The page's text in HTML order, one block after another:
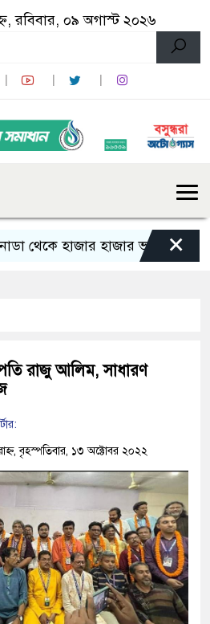
রবিবার, ০৯ অগাস্ট ২০২৬
হাজার হাজার ভারতীয় নাগরিক
×
রাজু আলিম, সাধারণ
বৃহস্পতিবার, ১৩ অক্টোবর ২০২২